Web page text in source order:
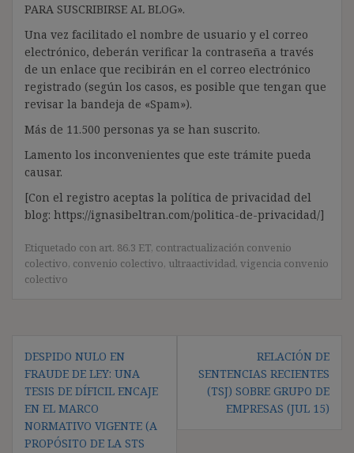
PARA SUSCRIBIRSE AL BLOG».
Una vez facilitado el nombre de usuario y el correo
electrónico, deberán verificar la contraseña a través
de un enlace que recibirán en el correo electrónico
registrado (según los casos, es posible que tengan que
revisar la bandeja de «Spam»).
Más de 11.500 personas ya se han suscrito.
Lamento los inconvenientes que este trámite pueda
causar.
[Con el registro aceptas la política de privacidad del
blog: https://ignasibeltran.com/politica-de-privacidad/]
Etiquetado con art. 86.3 ET, contractualización convenio
colectivo, convenio colectivo, ultraactividad, vigencia convenio
colectivo
de
entradas
DESPIDO NULO EN
FRAUDE DE LEY: UNA
TESIS DE DÍFICIL ENCAJE
EN EL MARCO
NORMATIVO VIGENTE (A
PROPÓSITO DE LA STS
RELACIÓN DE
SENTENCIAS RECIENTES
(TSJ) SOBRE GRUPO DE
EMPRESAS (JUL 15)